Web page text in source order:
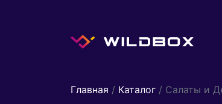
Главная / Каталог / Салаты и